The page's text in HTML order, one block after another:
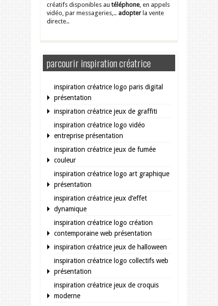
créatifs disponibles autéléphone , en appels
vidéo, par messageries,… adopter la vente
directe…
parcourir inspiration créatrice
inspiration créatrice logo paris digital
présentation
inspiration créatrice jeux de graffiti
inspiration créatrice logo vidéo
entreprise présentation
inspiration créatrice jeux de fumée
couleur
inspiration créatrice logo art graphique
présentation
inspiration créatrice jeux d’effet
dynamique
inspiration créatrice logo création
contemporaine web présentation
inspiration créatrice jeux de halloween
inspiration créatrice logo collectifs web
présentation
inspiration créatrice jeux de croquis
moderne